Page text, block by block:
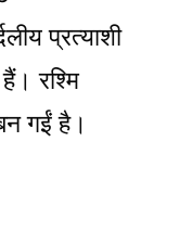
प्रत्याशी
रश्मि
गईं है।